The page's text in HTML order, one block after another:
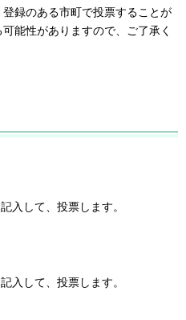
録のある市町で投票することが
能性がありますので、ご了承く
入して、投票します。
入して、投票します。